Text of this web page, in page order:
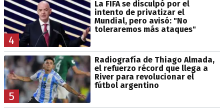
4
La FIFA se disculpó por el
intento de privatizar el
Mundial, pero avisó: "No
toleraremos más ataques"
5
Radiografía de Thiago Almada,
el refuerzo récord que llega a
River para revolucionar el
fútbol argentino